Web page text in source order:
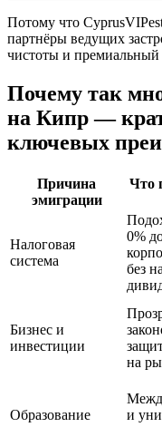
Потому что
партнёры ведущих
чистоты и премиальный
Почему так
на Кипр —
ключевых
Причина
эмиграции
Что
Налоговая
система
0%
без
Бизнес и
инвестиции
на
Образование
и